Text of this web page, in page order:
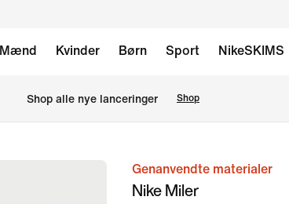
Mænd Kvinder Børn Sport NikeSKIMS
Shop alle nye lanceringer Shop
billedeGenanvendte materialer
Nike Miler